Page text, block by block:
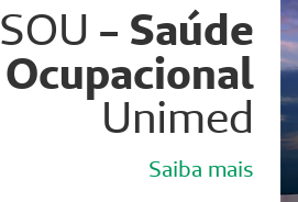
SOU - Saúde
Ocupacional
Unimed
Saiba mais